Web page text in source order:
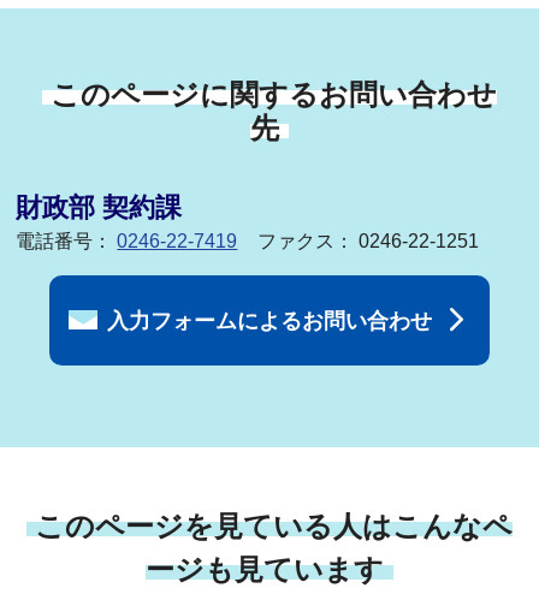
このページに関するお問い合わせ
先
財政部 契約課
電話番号：0246-22-7419 ファクス： 0246-22-1251
入力フォームによるお問い合わせ
このページを見ている人はこんなペ
ージも見ています